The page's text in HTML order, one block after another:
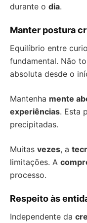
durante o dia.
Manter postura
Equilíbrio entre
fundamental. Não
absoluta desde o
Mantenha mente
experiências. Esta
precipitadas.
Muitas vezes, a
limitações. A
processo.
Respeito às
Independente da